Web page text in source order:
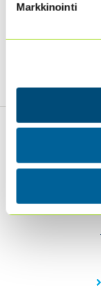
Markkinointi
Lisätä arvoa